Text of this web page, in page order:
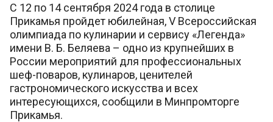
С 12 по 14 сентября 2024 года в столице
Прикамья пройдет юбилейная, V Всероссийская
олимпиада по кулинарии и сервису «Легенда»
имени В. Б. Беляева – одно из крупнейших в
России мероприятий для профессиональных
шеф-поваров, кулинаров, ценителей
гастрономического искусства и всех
интересующихся, сообщили в Минпромторге
Прикамья.